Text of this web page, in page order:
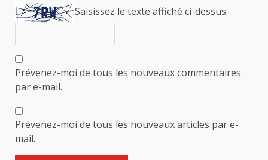
Saisissez le texte affiché ci-dessus:
Prévenez-moi de tous les nouveaux commentaires
par e-mail.
Prévenez-moi de tous les nouveaux articles par e-
mail.